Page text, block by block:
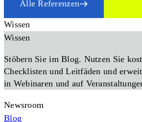
Alle Referenzen
Wissen
Wissen
Stöbern Sie im Blog. Nutzen Sie
Checklisten und Leitfäden und
in Webinaren und auf
Newsroom
Blog